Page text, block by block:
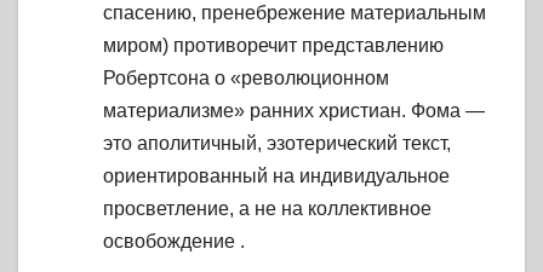
спасению, пренебрежение материальным
миром) противоречит представлению
Робертсона о «революционном
материализме» ранних христиан. Фома —
это аполитичный, эзотерический текст,
ориентированный на индивидуальное
просветление, а не на коллективное
освобождение .